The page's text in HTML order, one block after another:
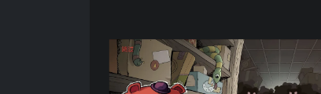
的卡牌，进一步强化自己的牌组，解
多样化的游戏模式